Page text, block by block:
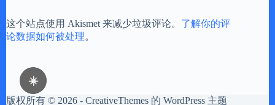
☀️
这个站点使用 Akismet 来减少垃圾评论。 了解你的评
论数据如何被处理。
版权所有 © 2026 - CreativeThemes 的 WordPress 主题